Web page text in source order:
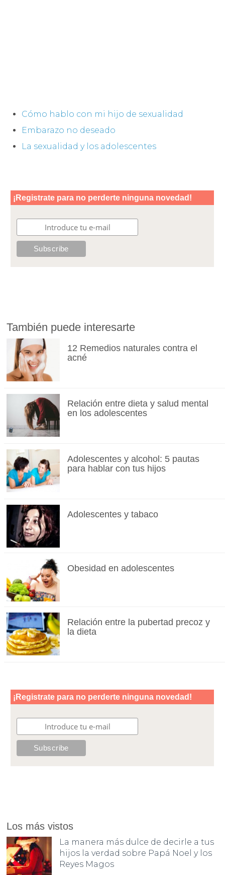
Cómo hablo con mi hijo de sexualidad
Embarazo no deseado
La sexualidad y los adolescentes
También puede interesarte
12 Remedios naturales contra el
acné
Relación entre dieta y salud mental
en los adolescentes
Adolescentes y alcohol: 5 pautas
para hablar con tus hijos
Adolescentes y tabaco
Obesidad en adolescentes
Relación entre la pubertad precoz y
la dieta
Los más vistos
La manera más dulce de decirle a tus
hijos la verdad sobre Papá Noel y los
Reyes Magos